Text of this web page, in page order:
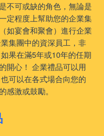
不可或缺的角色，無論是
定程度上幫助您的企業集
如宴會和聚會）進行企業
集團中的資深員工，非
果在滿5年或10年的任期
開心！ 企業禮品可以用
可以在各式場合向您的
感激或鼓勵。